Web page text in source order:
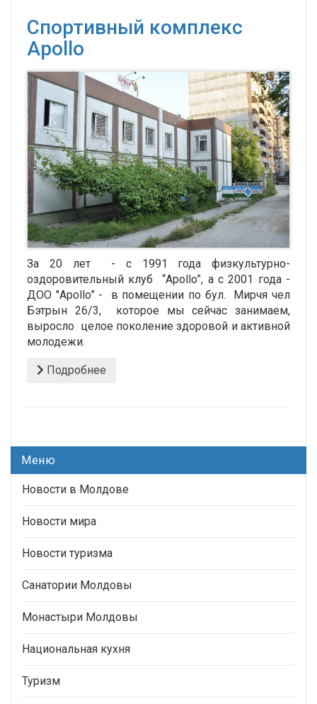
Спортивный комплекс
Apollo
За 20 лет - с 1991 года физкультурно-
оздоровительный клуб “Apollo”, а с 2001 года -
ДОО "Apollo” - в помещении по бул. Мирчя чел
Бэтрын 26/3, которое мы сейчас занимаем,
выросло целое поколение здоровой и активной
молодежи.
Подробнее
Меню
Новости в Молдове
Новости мира
Новости туризма
Санатории Молдовы
Монастыри Молдовы
Национальная кухня
Туризм